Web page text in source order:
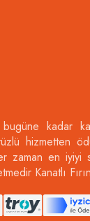
kadar
hizmetten
zaman en iyiyi
Kanatlı